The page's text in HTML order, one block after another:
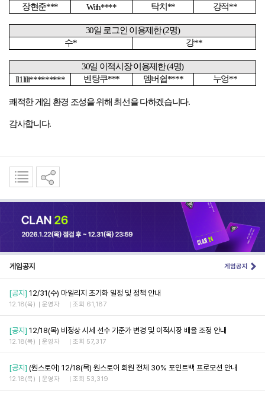
장현준*** With**** 탁치 ** 강적**
30일 로그인 이용제한(2명)
수* 강**
30일 이적시장 이용제한(4명)
Il1lili*********
벤탕쿠*** 멤버쉽**** 누엉**
쾌적한 게임 환경 조성을 위해 최선을 다하겠습니다.
감사합니다.
게임공지 게임공지
[공지] 12/31(수) 마일리지 초기화 일정 및 정책 안내
12.18(목) 운영자 조회 61,187
[공지] 12/18(목) 비정상 시세 선수 기준가 변경 및 이적시장 배율 조정 안내
12.18(목) 운영자 조회 57,317
[공지] (원스토어) 12/18(목) 원스토어 회원 전체 30% 포인트백 프로모션 안내
12.18(목) 운영자 조회 53,319